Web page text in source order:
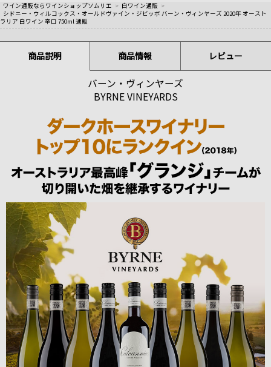
ワイン通販ならワインショップソムリエ > 白ワイン通販 >
シドニー・ウィルコックス・オールドヴァイン・ジビッボ バーン・ヴィンヤーズ 2020年 オースト
ラリア 白ワイン 辛口 750ml 通販
商品説明 商品情報 レビュー
バーン・ヴィンヤーズ
BYRNE VINEYARDS